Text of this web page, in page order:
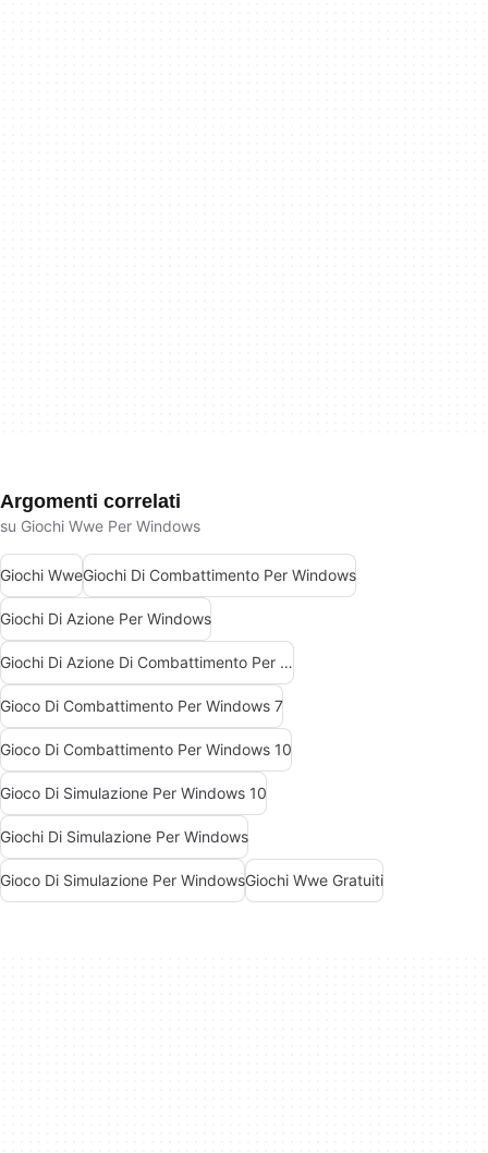
Argomenti correlati
su Giochi Wwe Per Windows
Giochi WweGiochi Di Combattimento Per Windows
Giochi Di Azione Per Windows
Giochi Di Azione Di Combattimento Per Windows
Gioco Di Combattimento Per Windows 7
Gioco Di Combattimento Per Windows 10
Gioco Di Simulazione Per Windows 10
Giochi Di Simulazione Per Windows
Gioco Di Simulazione Per WindowsGiochi Wwe Gratuiti